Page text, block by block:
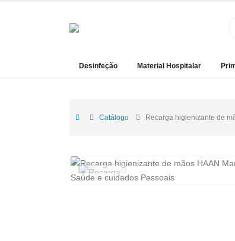
Desinfeção Material Hospitalar
Catálogo Recarga higienizante de